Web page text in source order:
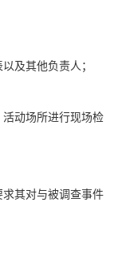
及其他负责人；
活动场所进行现场检
求其对与被调查事件